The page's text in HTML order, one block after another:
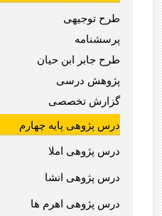
طرح توجیهی
پرسشنامه
طرح جابر ابن حیان
پژوهش درسی
گزارش تخصصی
درس پژوهی پایه چهارم
درس پژوهی املا
درس پژوهی انشا
درس پژوهی اهرم ها